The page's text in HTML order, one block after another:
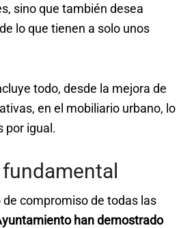
sino que también desea
lo que tienen a solo unos
todo, desde la mejora de
en el mobiliario urbano, lo
por igual.
compromiso de todas las
han demostrado